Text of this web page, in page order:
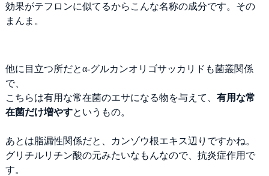
効果がテフロンに似てるからこんな名称の成分です。その
まんま。
他に目立つ所だとα-グルカンオリゴサッカリドも菌叢関係
で、
こちらは有用な常在菌のエサになる物を与えて、 有用な常
在菌だけ増やすというもの。
あとは脂漏性関係だと、カンゾウ根エキス辺りですかね。
グリチルリチン酸の元みたいなもんなので、抗炎症作用で
す。